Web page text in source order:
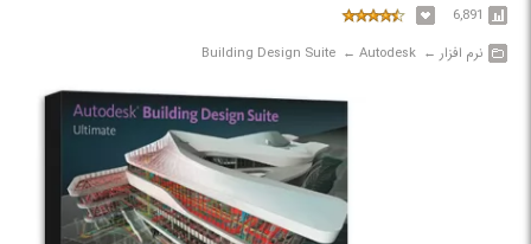
6,891
نرم افزار‎ ← ‏ Autodesk‎ ← ‏ Building Design Suite